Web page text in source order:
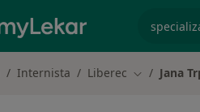
Internista Liberec ZměnaJana